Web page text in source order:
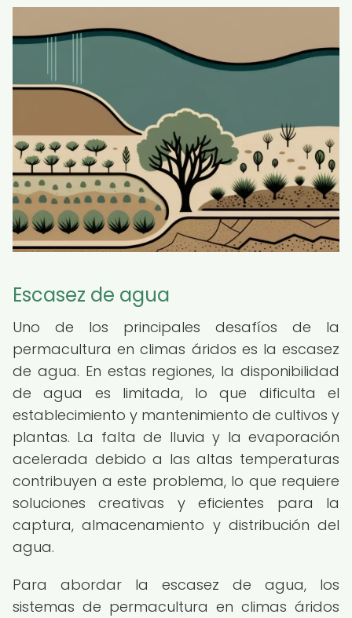
Escasez de agua
Uno de los principales desafíos de la
permacultura en climas áridos es la escasez
de agua. En estas regiones, la disponibilidad
de agua es limitada, lo que dificulta el
establecimiento y mantenimiento de cultivos y
plantas. La falta de lluvia y la evaporación
acelerada debido a las altas temperaturas
contribuyen a este problema, lo que requiere
soluciones creativas y eficientes para la
captura, almacenamiento y distribución del
agua.
Para abordar la escasez de agua, los
sistemas de permacultura en climas áridos